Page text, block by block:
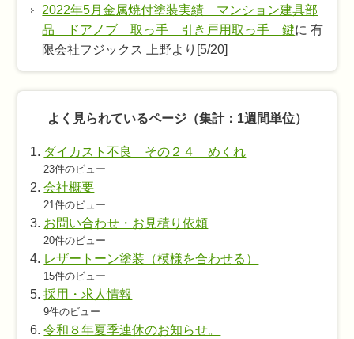
2022年5月金属焼付塗装実績 マンション建具部
品 ドアノブ 取っ手 引き戸用取っ手 鍵に 有
限会社フジックス 上野より[5/20]
よく見られているページ（集計：1週間単位）
ダイカスト不良 その２４ めくれ
23件のビュー
会社概要
21件のビュー
お問い合わせ・お見積り依頼
20件のビュー
レザートーン塗装（模様を合わせる）
15件のビュー
採用・求人情報
9件のビュー
令和８年夏季連休のお知らせ。